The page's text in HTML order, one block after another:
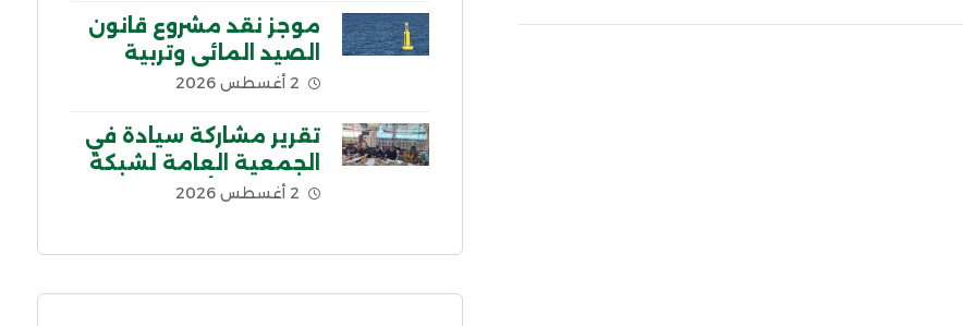
موجز نقد مشروع قانون
الصيد المائي وتربية
الأحياء المائية في لبنان
2 أغسطس 2026
تقرير مشاركة سيادة في
الجمعية العامة لشبكة
اللجنة من أجل إلغاء
2 أغسطس 2026